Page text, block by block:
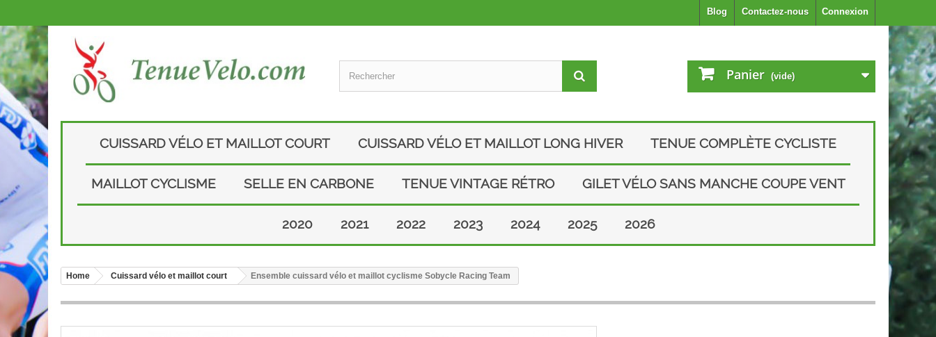
Connexion
Contactez-nous
Blog
Panier (vide)
CUISSARD VÉLO ET MAILLOT COURT CUISSARD VÉLO ET MAILLOT LONG HIVER TENUE COMPLÈTE CYCLISTE
MAILLOT CYCLISME SELLE EN CARBONE TENUE VINTAGE RÉTRO GILET VÉLO SANS MANCHE COUPE VENT
2020 2021 2022 2023 2024 2025 2026
Home Cuissard vélo et maillot court Ensemble cuissard vélo et maillot cyclisme Sobycle Racing Team